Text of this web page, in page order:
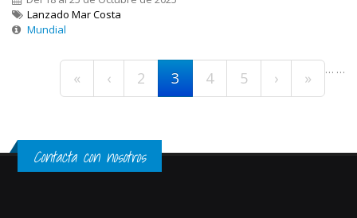
Lanzado Mar Costa
Mundial
Páginas
« ‹ …
2 3 4 5 …
› »
Contacta con nosotros